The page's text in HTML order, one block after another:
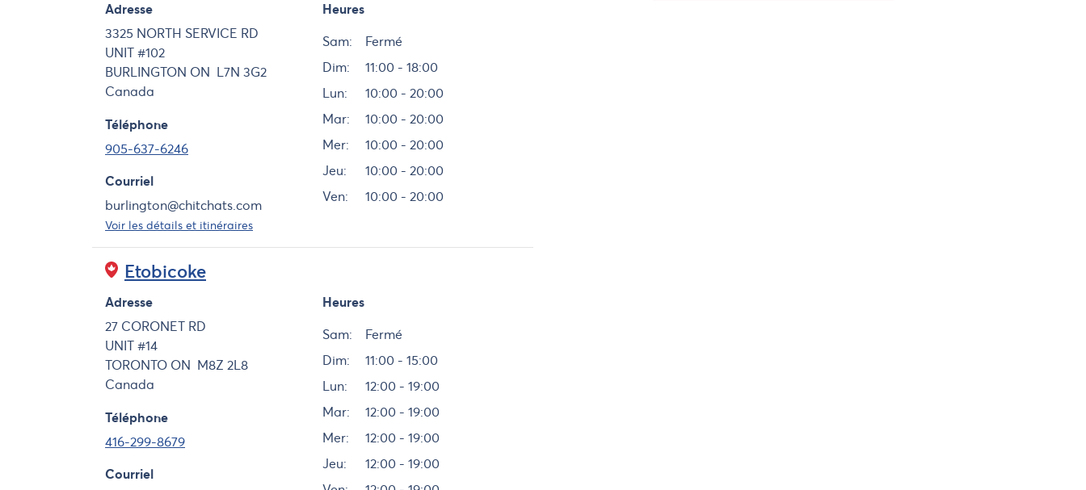
Adresse
3325 NORTH SERVICE RD
UNIT #102
BURLINGTON ON L7N 3G2
Canada
Téléphone
905-637-6246
Courriel
burlington@chitchats.com
Heures
Sam:
Fermé
Dim:
11:00 - 18:00
Lun:
10:00 - 20:00
Mar:
10:00 - 20:00
Mer:
10:00 - 20:00
Jeu:
10:00 - 20:00
Ven:
10:00 - 20:00
Voir les détails et itinéraires
Etobicoke
Adresse
27 CORONET RD
UNIT #14
TORONTO ON M8Z 2L8
Canada
Téléphone
416-299-8679
Courriel
Heures
Sam:
Fermé
Dim:
11:00 - 15:00
Lun:
12:00 - 19:00
Mar:
12:00 - 19:00
Mer:
12:00 - 19:00
Jeu:
12:00 - 19:00